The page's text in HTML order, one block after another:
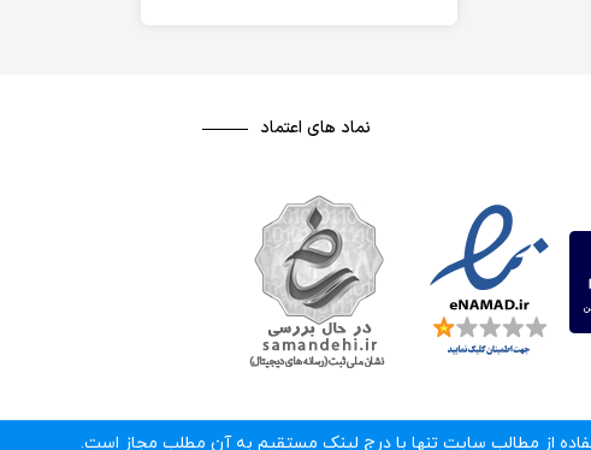
نماد های اعتماد